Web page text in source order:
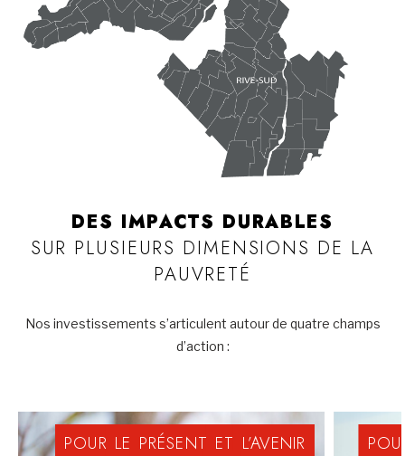
DES IMPACTS DURABLES
SUR PLUSIEURS DIMENSIONS DE LA
PAUVRETÉ
Nos investissements s’articulent autour de quatre champs
d’action :
POUR LE PRÉSENT ET L’AVENIR